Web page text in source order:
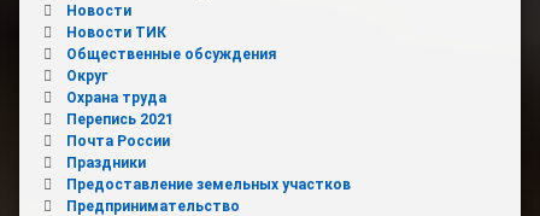
Новости
Новости ТИК
Общественные обсуждения
Округ
Охрана труда
Перепись 2021
Почта России
Праздники
Предоставление земельных участков
Предпринимательство